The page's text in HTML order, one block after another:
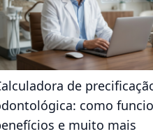
de
como
e muito mais